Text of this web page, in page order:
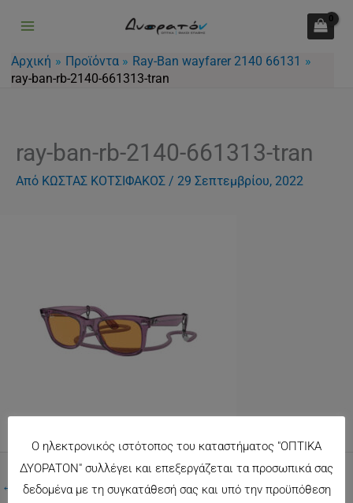
περιεχόμενο
Αρχική Προϊόντα
Ray-Ban wayfarer 2140 66131
ray-ban-rb-2140-661313-tran
ray-ban-rb-2140-661313-tran
Από ΚΩΣΤΑΣ ΚΟΤΣΙΦΑΚΟΣ / 29 Σεπτεμβρίου, 2022
← Προηγούμενο Πολυμέσα
Ο ηλεκτρονικός ιστότοπος του καταστήματος "ΟΠΤΙΚΑ
ΔΥΟΡΑΤΟΝ" συλλέγει και επεξεργάζεται τα προσωπικά σας
δεδομένα με τη συγκατάθεσή σας και υπό την προϋπόθεση